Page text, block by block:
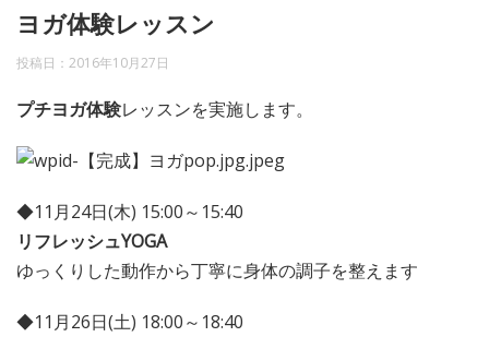
ヨガ体験レッスン
投稿日： 2016年10月27日
プチヨガ体験レッスンを実施します。
◆11月24日(木) 15:00～15:40
リフレッシュYOGA
ゆっくりした動作から丁寧に身体の調子を整えます
◆11月26日(土) 18:00～18:40